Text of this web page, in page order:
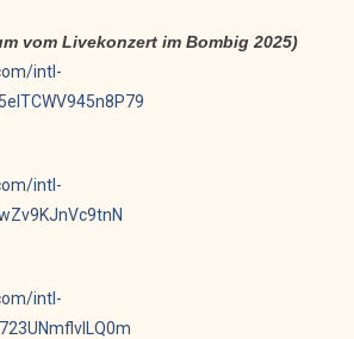
vom Livekonzert im Bombig 2025)
intl-
intl-
intl-